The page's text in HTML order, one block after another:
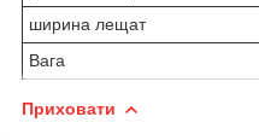
ширина лещат
Вага
Приховати